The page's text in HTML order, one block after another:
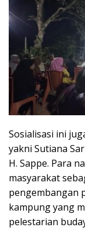
Sosialisasi ini
yakni Sutiana
H. Sappe. Para
masyarakat
pengembangan
kampung yang
pelestarian